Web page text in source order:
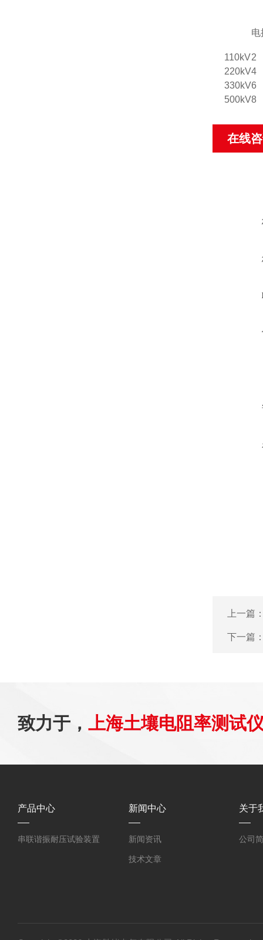
电
110kV2
220kV4
330kV6
500kV8
在线
上一篇
下一篇
致力于， 上海土壤电阻率测试
产品中心
串联谐振耐压试验装置
新闻中心
新闻资讯
技术文章
关于
公司